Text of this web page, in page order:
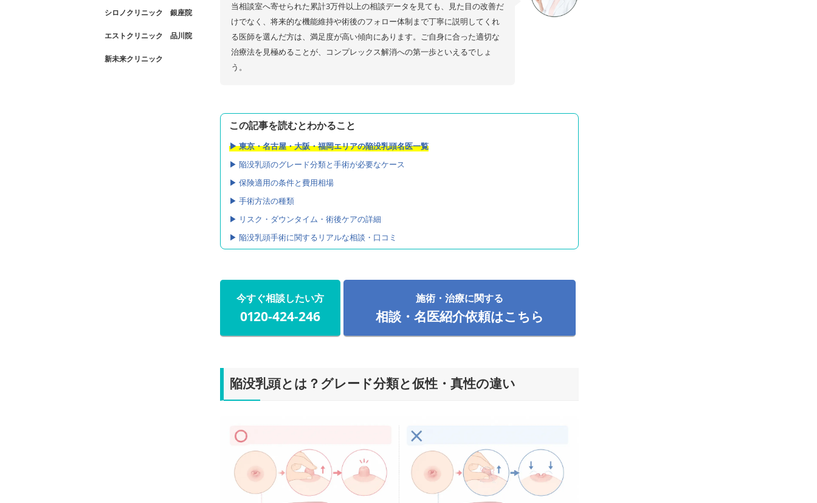
当相談室へ寄せられた累計3万件以上の相談データを見ても、見た目の改善だ
けでなく、将来的な機能維持や術後のフォロー体制まで丁寧に説明してくれ
る医師を選んだ方は、満足度が高い傾向にあります。ご自身に合った適切な
治療法を見極めることが、コンプレックス解消への第一歩といえるでしょ
う。
この記事を読むとわかること
▶︎ 東京・名古屋・大阪・福岡エリアの陥没乳頭名医一覧
▶︎ 陥没乳頭のグレード分類と手術が必要なケース
▶︎ 保険適用の条件と費用相場
▶︎ 手術方法の種類
▶︎ リスク・ダウンタイム・術後ケアの詳細
▶︎ 陥没乳頭手術に関するリアルな相談・口コミ
今すぐ相談したい方
0120-424-246
施術・治療に関する
相談・名医紹介依頼はこちら
陥没乳頭とは？グレード分類と仮性・真性の違い
シロノクリニック 銀座院
エストクリニック 品川院
新未来クリニック